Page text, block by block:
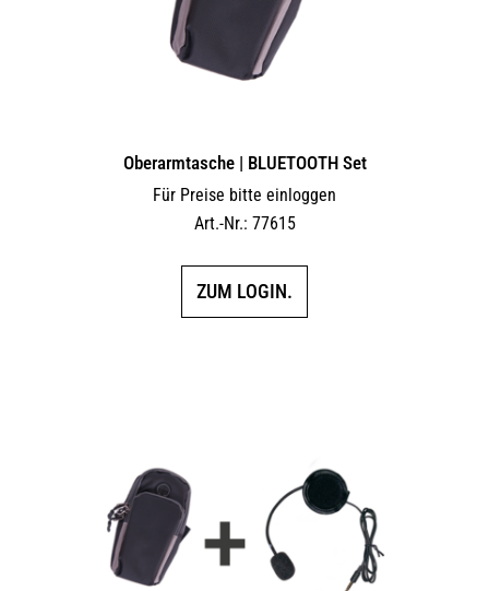
Oberarmtasche | BLUETOOTH Set
Für Preise bitte einloggen
Art.-Nr.: 77615
ZUM LOGIN.